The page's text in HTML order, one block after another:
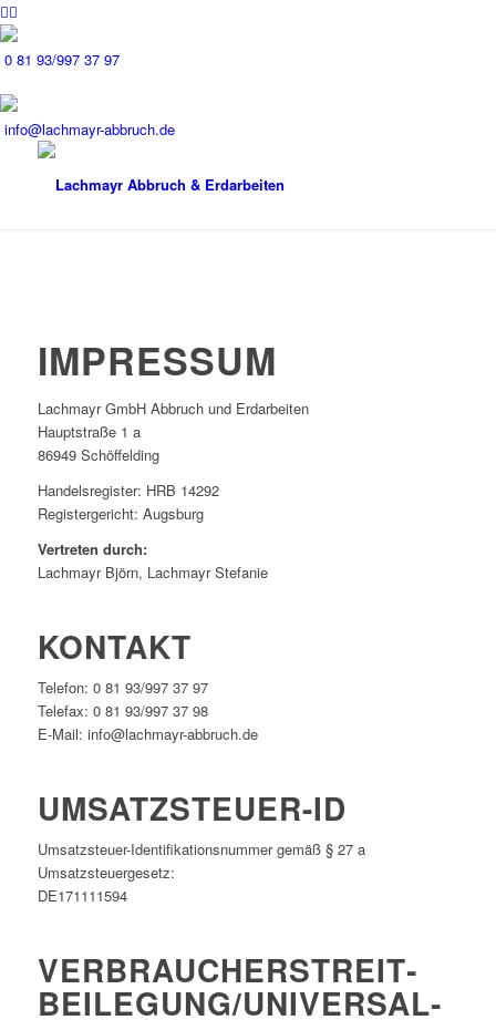
0 81 93/997 37 97
info@lachmayr-abbruch.de
IMPRESSUM
Lachmayr GmbH Abbruch und Erdarbeiten
Hauptstraße 1 a
86949 Schöffelding
Handelsregister: HRB 14292
Registergericht: Augsburg
Vertreten durch:
Lachmayr Björn, Lachmayr Stefanie
KONTAKT
Telefon: 0 81 93/997 37 97
Telefax: 0 81 93/997 37 98
E-Mail: info@lachmayr-abbruch.de
UMSATZSTEUER-ID
Umsatzsteuer-Identifikationsnummer gemäß § 27 a
Umsatzsteuergesetz:
DE171111594
VERBRAUCHER­STREIT­
BEILEGUNG/UNIVERSAL­